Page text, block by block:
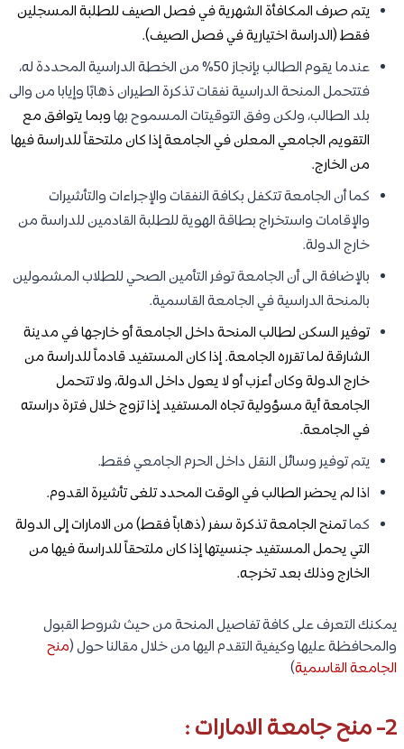
يتم صرف المكافأة الشهرية في فصل الصيف للطلبة المسجلين
فقط (الدراسة اختيارية في فصل الصيف).
عندما يقوم الطالب بإنجاز 50% من الخطة الدراسية المحددة له،
فتتحمل المنحة الدراسية نفقات تذكرة الطيران ذهابًا وإيابا من والى
بلد الطالب، ولكن وفق التوقيتات المسموح بهاوبما يتوافق مع
التقويم الجامعي المعلن في الجامعة إذا كان ملتحقاً للدراسة فيها
من الخارج.
كما أن الجامعة تتكفل بكافة النفقات والإجراءات والتأشيرات
والإقامات واستخراج بطاقة الهوية للطلبة القادمين للدراسة من
خارج الدولة.
بالإضافة الى أن الجامعة توفر التأمين الصحي للطلاب المشمولين
بالمنحة الدراسية في الجامعة القاسمية.
توفير السكن لطالب المنحة داخل الجامعة أو خارجها في مدينة
الشارقة لما تقرره الجامعة. إذا كان المستفيد قادماً للدراسة من
خارج الدولة وكان أعزب أو لا يعول داخل الدولة، ولا تتحمل
الجامعة أية مسؤولية تجاه المستفيد إذا تزوج خلال فترة دراسته
في الجامعة.
يتم توفير وسائل النقل داخل الحرم الجامعي فقط.
اذا لم يحضر الطالب في الوقت المحدد تلغى تأشيرة القدوم.
كماتمنح الجامعة تذكرة سفر (ذهاباً فقط) من الامارات إلى الدولة
التي يحمل المستفيد جنسيتها إذا كان ملتحقاً للدراسة فيها من
الخارج وذلك بعد تخرجه.
يمكنك التعرف على كافة تفاصيل المنحة من حيث شروط القبول
والمحافظة عليها وكيفية التقدم اليها من خلال مقالنا حول (منح
الجامعة القاسمية)
2- منح جامعة الامارات :